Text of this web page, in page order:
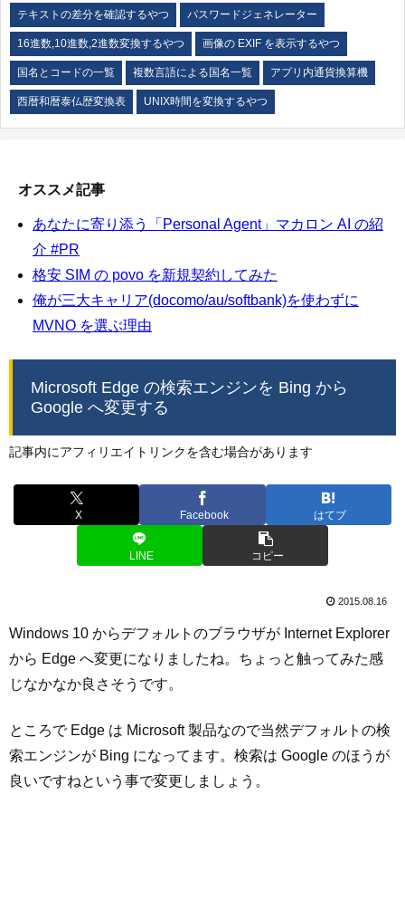
テキストの差分を確認するやつ パスワードジェネレーター
16進数,10進数,2進数変換するやつ 画像の EXIF を表示するやつ
国名とコードの一覧 複数言語による国名一覧 アプリ内通貨換算機
西暦和暦泰仏歴変換表 UNIX時間を変換するやつ
オススメ記事
あなたに寄り添う「Personal Agent」マカロン AI の紹
介 #PR
格安 SIM の povo を新規契約してみた
俺が三大キャリア(docomo/au/softbank)を使わずに
MVNO を選ぶ理由
Microsoft Edge の検索エンジンを Bing から
Google へ変更する
記事内にアフィリエイトリンクを含む場合があります
X Facebook はてブ
LINE コピー
2015.08.16
Windows 10 からデフォルトのブラウザが Internet Explorer
から Edge へ変更になりましたね。ちょっと触ってみた感
じなかなか良さそうです。
ところで Edge は Microsoft 製品なので当然デフォルトの検
索エンジンが Bing になってます。検索は Google のほうが
良いですねという事で変更しましょう。